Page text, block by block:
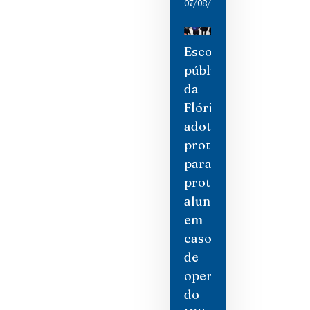
07/08/2026
Escolas
públicas
da
Flórida
adotam
protocolos
para
proteger
alunos
em
caso
de
operações
do